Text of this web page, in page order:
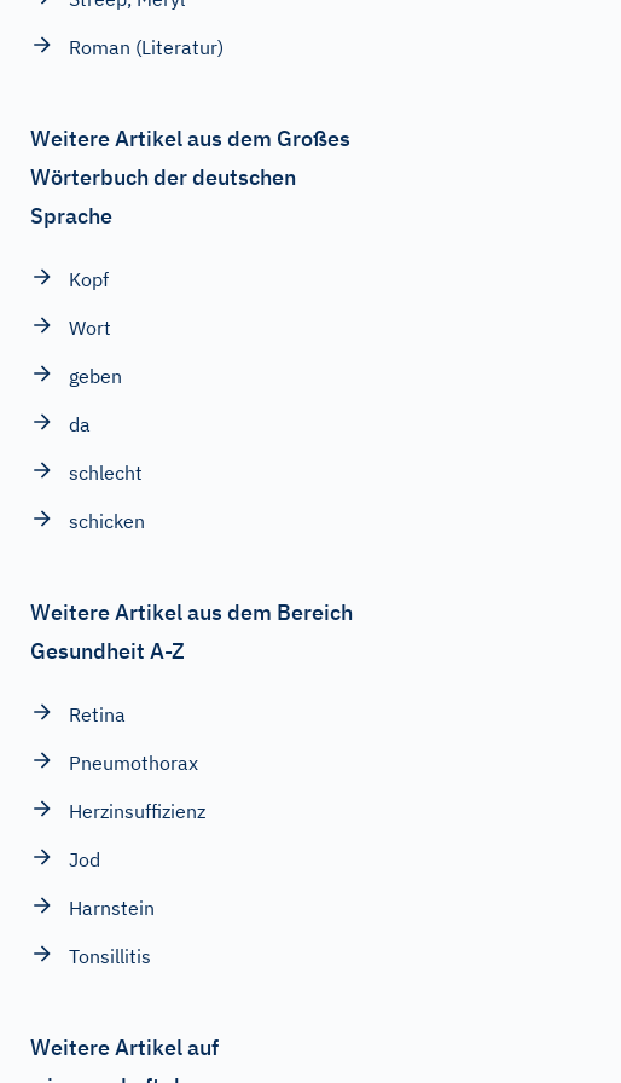
Roman (Literatur)
Weitere Artikel aus dem Großes
Wörterbuch der deutschen
Sprache
Kopf
Wort
geben
da
schlecht
schicken
Weitere Artikel aus dem Bereich
Gesundheit A-Z
Retina
Pneumothorax
Herzinsuffizienz
Jod
Harnstein
Tonsillitis
Weitere Artikel auf